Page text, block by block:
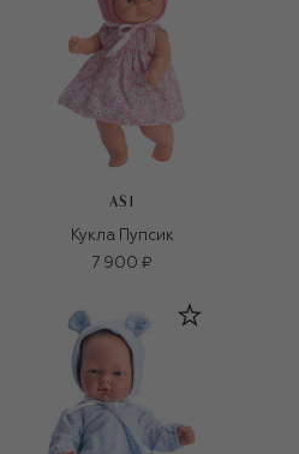
ASI
Кукла Пупсик
7 900 ₽